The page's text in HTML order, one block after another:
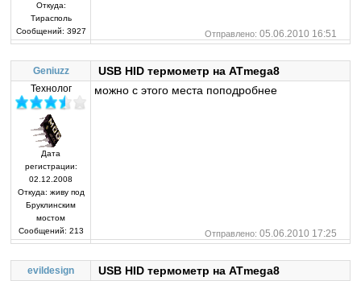
Откуда:
Тирасполь
Сообщений: 3927 Отправлено: 05.06.2010 16:51
Geniuzz USB HID термометр на ATmega8
Технолог
Дата
регистрации:
02.12.2008
Откуда: живу под
Бруклинским
мостом
Сообщений: 213
можно с этого места поподробнее
Отправлено: 05.06.2010 17:25
evildesign USB HID термометр на ATmega8